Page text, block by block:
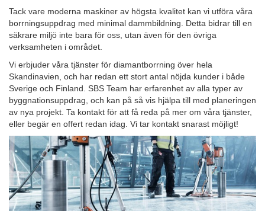
Tack vare moderna maskiner av högsta kvalitet kan vi utföra våra
borrningsuppdrag med minimal dammbildning. Detta bidrar till en
säkrare miljö inte bara för oss, utan även för den övriga
verksamheten i området.
Vi erbjuder våra tjänster för diamantborrning över hela
Skandinavien, och har redan ett stort antal nöjda kunder i både
Sverige och Finland. SBS Team har erfarenhet av alla typer av
byggnationsuppdrag, och kan på så vis hjälpa till med planeringen
av nya projekt. Ta kontakt för att få reda på mer om våra tjänster,
eller begär en offert redan idag. Vi tar kontakt snarast möjligt!